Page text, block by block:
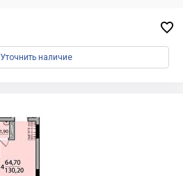

Уточнить наличие